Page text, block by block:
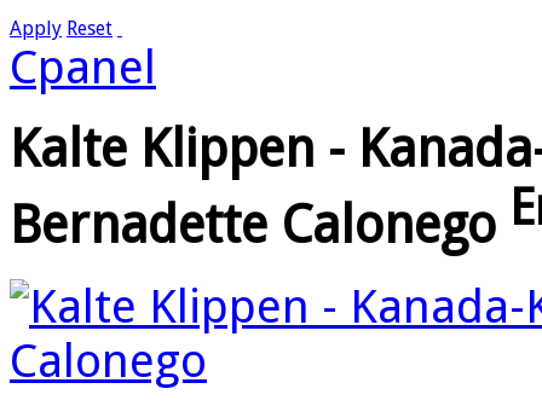
Apply Reset
Cpanel
Kalte Klippen -
Bernadette Calonego